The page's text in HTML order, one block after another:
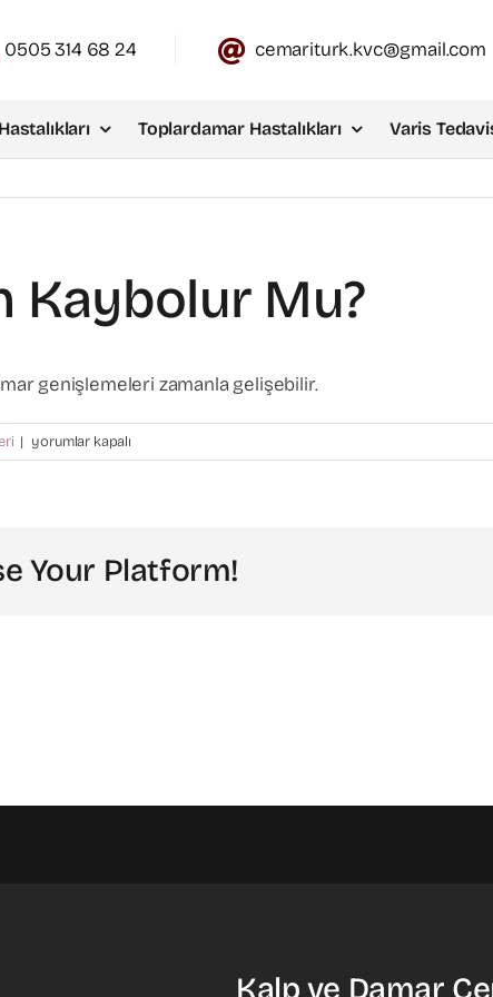
0505 314 68 24 cemariturk.kvc@gmail.com
Toplardamar Hastalıkları Varis
Kaybolur Mu?
genişlemeleri zamanla gelişebilir.
| Varis
tamamen
yorumlar kapalı
Your Platform!